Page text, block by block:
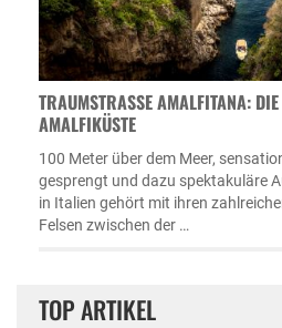
TRAUMSTRASSE AMALFITANA: DIE
MALFIKÜSTE
100 Meter über dem Meer,
gesprengt und dazu spektakuläre
in Italien gehört mit ihren
Felsen zwischen der …
TOP ARTIKEL